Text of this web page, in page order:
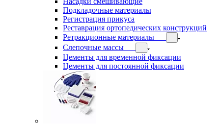
Подкладочные материалы
Регистрация прикуса
Реставрация ортопедических конструкций
Ретракционные материалы
Слепочные массы
Цементы для временной фиксации
Цементы для постоянной фиксации